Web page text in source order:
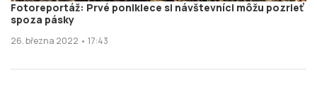
Fotoreportáž: Prvé poniklece si návštevníci môžu pozrieť
spoza pásky
26. března 2022 • 17:43